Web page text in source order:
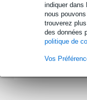
indiquer dans
nous
trouverez
des données
politique de
Vos